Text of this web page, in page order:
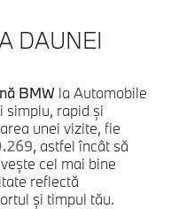
DAUNEI
BMW la Automobile
simplu, rapid și
unei vizite, fie
, astfel încât să
cel mai bine
reflectă
și timpul tău.